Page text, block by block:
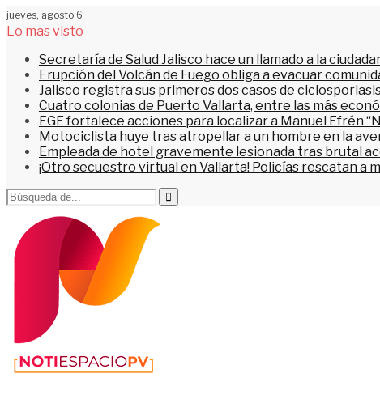
jueves, agosto 6
Lo mas visto
Secretaría de Salud Jalisco hace un llamado a la
Erupción del Volcán de Fuego obliga a evacuar
Jalisco registra sus primeros dos casos de
Cuatro colonias de Puerto Vallarta, entre las más
FGE fortalece acciones para localizar a Manuel Efrén
Motociclista huye tras atropellar a un hombre en la
Empleada de hotel gravemente lesionada tras brutal
¡Otro secuestro virtual en Vallarta! Policías rescatan a